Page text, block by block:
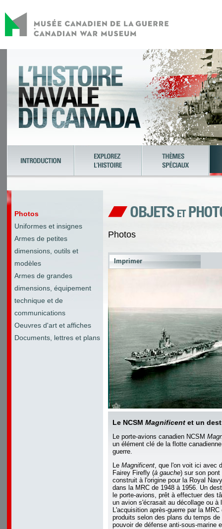
Photos
Uniformes et insignes
Armes de petites
dimensions, outils et
modèles
Armes de grandes
dimensions, équipement
technique et de
communications
Oeuvres d'art et affiches
Documents, lettres et plans
Photos
Imprimer
Le NCSM Magnificent et un
Le porte-avions canadien NCSM
un élément clé de la flotte
guerre.
Le Magnificent, que l'on voit ici avec
Fairey Firefly (à gauche) sur son
construit à l'origine pour la Royal
dans la MRC de 1948 à 1956. Un
le porte-avions, prêt à effectuer des
un avion s'écrasait au décollage ou à
L'acquisition après-guerre par la
produits selon des plans du temps de
pouvoir de défense anti-sous-marine